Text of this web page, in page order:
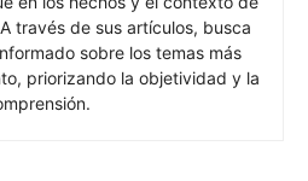
través de sus artículos, busca
sobre los temas más
priorizando la objetividad y la